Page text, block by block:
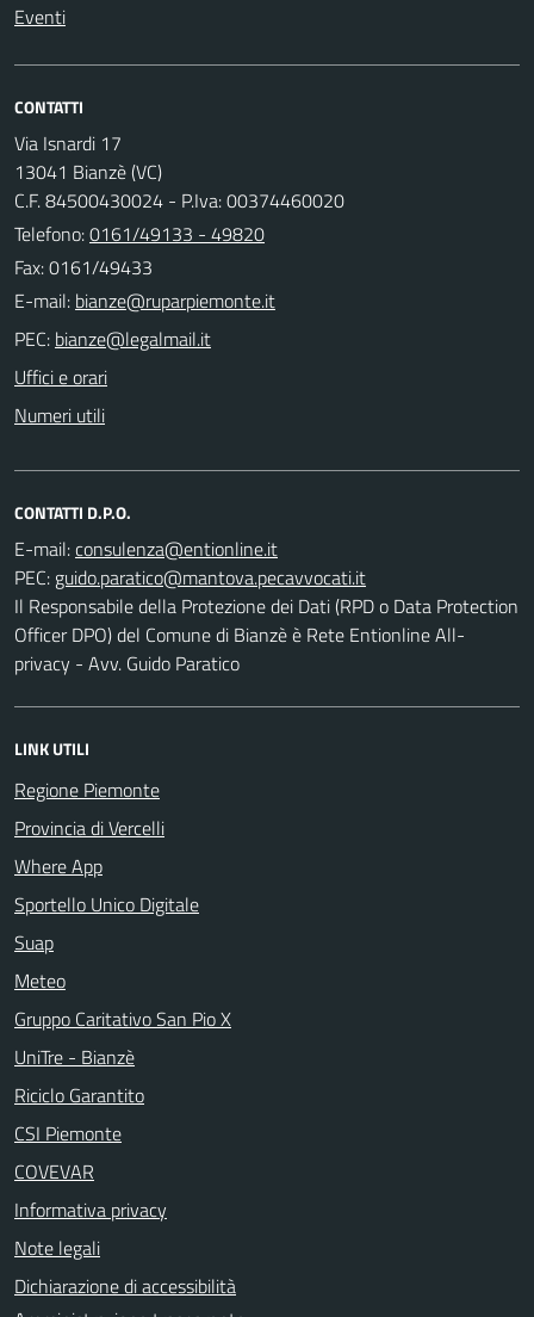
Eventi
CONTATTI
Via Isnardi 17
13041 Bianzè (VC)
C.F. 84500430024 - P.Iva: 00374460020
Telefono:0161/49133 - 49820
Fax: 0161/49433
E-mail:
PEC:
Uffici e orari
Numeri utili
CONTATTI D.P.O.
E-mail:
PEC:
Il Responsabile della Protezione dei Dati (RPD o Data Protection
Officer DPO) del Comune di Bianzè è Rete Entionline All-
privacy - Avv. Guido Paratico
LINK UTILI
Regione Piemonte
Provincia di Vercelli
Where App
Sportello Unico Digitale
Suap
Meteo
Gruppo Caritativo San Pio X
UniTre - Bianzè
Riciclo Garantito
CSI Piemonte
COVEVAR
Informativa privacy
Note legali
Dichiarazione di accessibilità